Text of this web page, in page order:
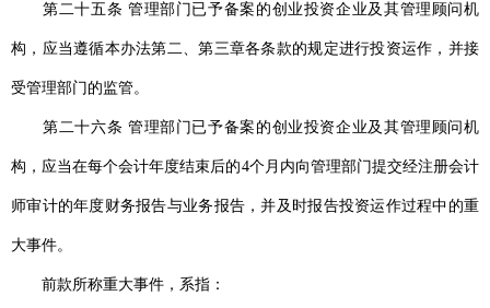
第二十五条 管理部门已予备案的创业投资企业及其管理顾问机
构，应当遵循本办法第二、第三章各条款的规定进行投资运作，并接
受管理部门的监管。
第二十六条 管理部门已予备案的创业投资企业及其管理顾问机
构，应当在每个会计年度结束后的4个月内向管理部门提交经注册会计
师审计的年度财务报告与业务报告，并及时报告投资运作过程中的重
大事件。
前款所称重大事件，系指：